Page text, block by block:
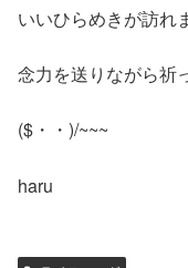
いいひらめきが訪
念力を送りながら祈
($・・)/~~~
haru